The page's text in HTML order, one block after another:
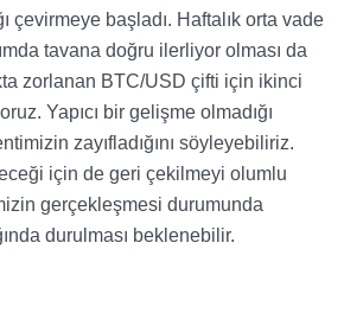
çevirmeye başladı. Haftalık orta vade
tavana doğru ilerliyor olması da
zorlanan BTC/USD çifti için ikinci
Yapıcı bir gelişme olmadığı
zayıfladığını söyleyebiliriz.
için de geri çekilmeyi olumlu
gerçekleşmesi durumunda
durulması beklenebilir.